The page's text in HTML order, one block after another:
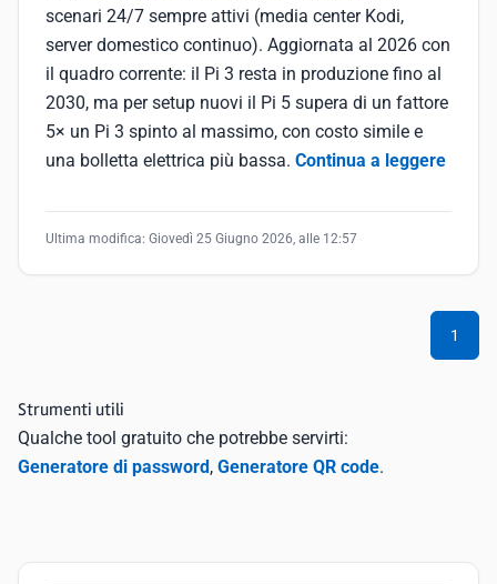
scenari 24/7 sempre attivi (media center Kodi,
server domestico continuo). Aggiornata al 2026 con
il quadro corrente: il Pi 3 resta in produzione fino al
2030, ma per setup nuovi il Pi 5 supera di un fattore
5× un Pi 3 spinto al massimo, con costo simile e
una bolletta elettrica più bassa. Continua a leggere
Ultima modifica: Giovedì 25 Giugno 2026, alle 12:57
1
Strumenti utili
Qualche tool gratuito che potrebbe servirti:
Generatore di password, Generatore QR code.